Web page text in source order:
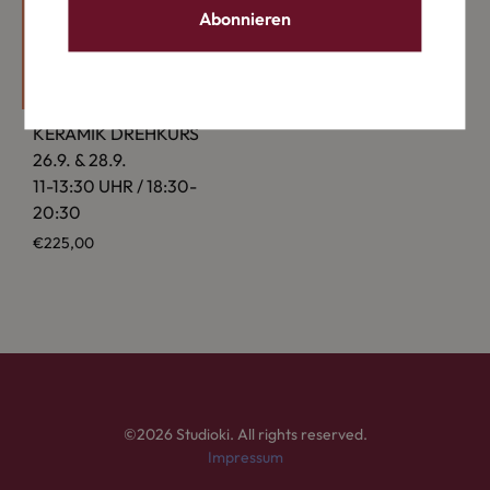
KERAMIK DREH­KURS
26.9. & 28.9.
11-13:30 UHR / 18:30-
20:30
€225,00
©2026 Studioki. All rights reserved.
Impressum